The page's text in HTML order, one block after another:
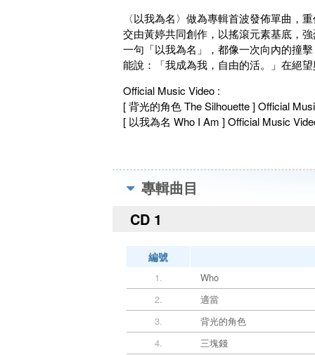
〈以我為名〉做為專輯首波發佈單曲，
交由黃婷共同創作，以搖滾元素基底，
一句「以我為名」，都像一次向內的撞
能說：「我成為我，自由的活。」在絕
Official Music Video :
[ 背光的角色 The Silhouette ] Official
[ 以我為名 Who I Am ] Official Music
專輯曲目
CD 1
編號
1.
Who
2.
適當
3.
背光的角色
4.
三塊錢